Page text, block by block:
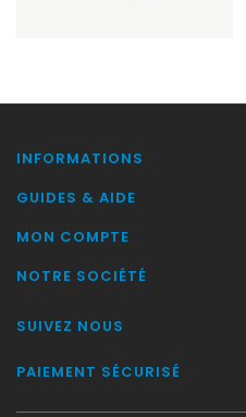
INFORMATIONS
GUIDES & AIDE
MON COMPTE
NOTRE SOCIÉTÉ
SUIVEZ NOUS
PAIEMENT SÉCURISÉ